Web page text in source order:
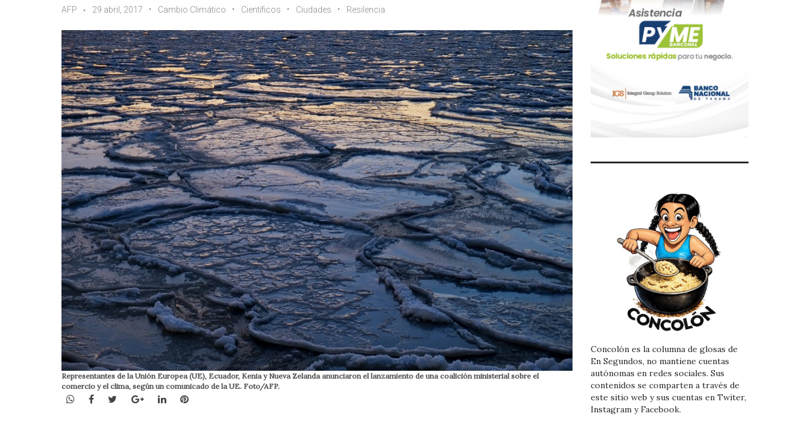
AFP 29 abril, 2017 Cambio Climático Científicos Ciudades Resilencia
Representantes de la Unión Europea (UE), Ecuador, Kenia y Nueva Zelanda anunciaron el lanzamiento de una coalición ministerial sobre el
comercio y el clima, según un comunicado de la UE. Foto/AFP.
WhatsApp
Facebook
TwitterGoogle+LinkedInPinterest
Concolón es la columna de glosas de
En Segundos, no mantiene cuentas
autónomas en redes sociales. Sus
contenidos se comparten a través de
este sitio web y sus cuentas en Twiter,
Instagram y Facebook.